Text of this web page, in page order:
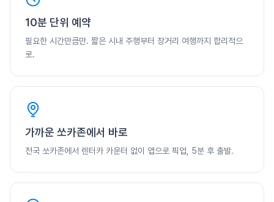
10분 단위 예약
필요한 시간만큼만. 짧은 시내 주행부터 장거리 여행까지 합리적으
로.
가까운 쏘카존에서 바로
전국 쏘카존에서 렌터카 카운터 없이 앱으로 픽업, 5분 후 출발.